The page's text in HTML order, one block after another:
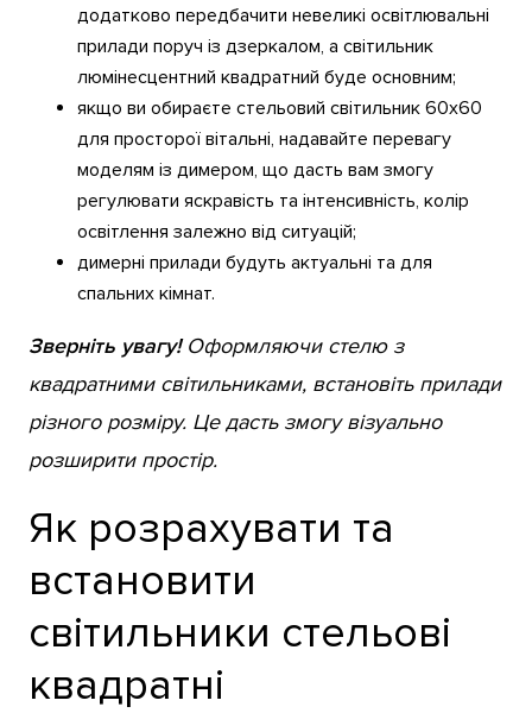
додатково передбачити невеликі освітлювальні
прилади поруч із дзеркалом, а світильник
люмінесцентний квадратний буде основним;
якщо ви обираєте стельовий світильник 60х60
для просторої вітальні, надавайте перевагу
моделям із димером, що дасть вам змогу
регулювати яскравість та інтенсивність, колір
освітлення залежно від ситуацій;
димерні прилади будуть актуальні та для
спальних кімнат.
Зверніть увагу!Оформляючи стелю з
квадратними світильниками, встановіть прилади
різного розміру. Це дасть змогу візуально
розширити простір.
Як розрахувати та
встановити
світильники стельові
квадратні